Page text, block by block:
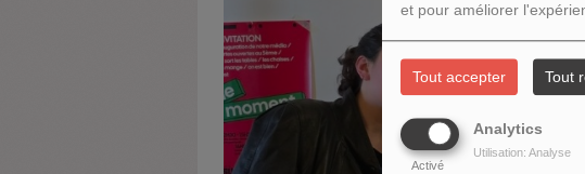
et pour améliorer
Tout accepter Tout
Analytics
Activé
Utilisation: Analyse